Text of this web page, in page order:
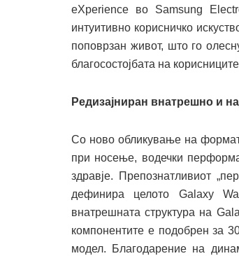
eXperience во Samsung
интуитивно корисничко
поповрзан живот, што го
благосостојбата на
Редизајниран внатрешно и
Со ново обликување на
при носење, водечки
здравје. Препознатливиот
дефинира целото Galaxy
внатрешната структура на
компонентите е подобрен за
модел. Благодарение на